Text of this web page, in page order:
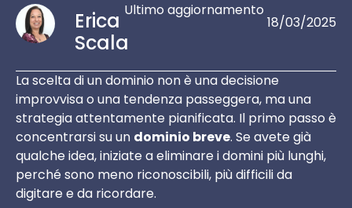
Erica
Scala
Ultimo aggiornamento
18/03/2025
La scelta di un dominio non è una decisione
improvvisa o una tendenza passeggera, ma una
strategia attentamente pianificata. Il primo passo è
concentrarsi su un dominio breve. Se avete già
qualche idea, iniziate a eliminare i domini più lunghi,
perché sono meno riconoscibili, più difficili da
digitare e da ricordare.